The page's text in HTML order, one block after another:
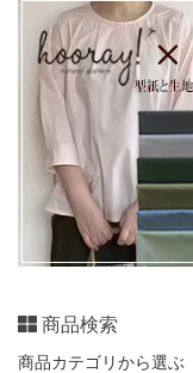
商品検索
商品カテゴリから選ぶ